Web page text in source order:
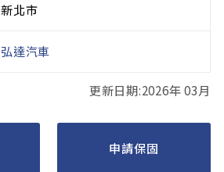
新北市
弘達汽車
更新日期:2026年 03月
申請保固